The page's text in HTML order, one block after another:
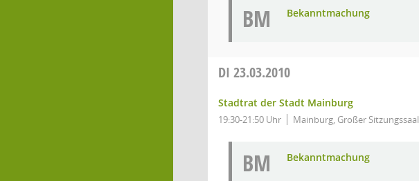
BM Bekanntmachung
DI 23.03.2010
Stadtrat der Stadt Mainburg
19:30-21:50 Uhr Mainburg, Großer Sitzungssaal
BM Bekanntmachung